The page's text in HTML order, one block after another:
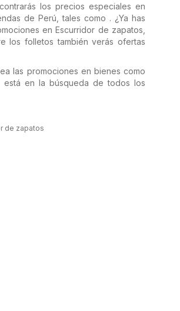
los precios especiales en
de Perú, tales como . ¿Ya has
en Escurridor de zapatos,
los folletos también verás ofertas
las promociones en bienes como
está en la búsqueda de todos los
de zapatos